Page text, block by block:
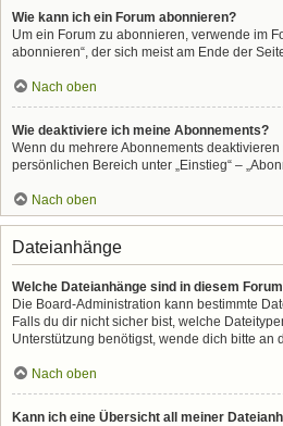
Wie kann ich ein Forum abonnieren?
Um ein Forum zu abonnieren, verwende im
abonnieren“, der sich meist am Ende der
Nach oben
Wie deaktiviere ich meine Abonnements?
Wenn du mehrere Abonnements
persönlichen Bereich unter „Einstieg“ –
Nach oben
Dateianhänge
Welche Dateianhänge sind in diesem
Die Board-Administration kann bestimmte
Falls du dir nicht sicher bist, welche
Unterstützung benötigst, wende dich bitte an
Nach oben
Kann ich eine Übersicht all meiner